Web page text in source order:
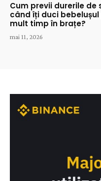
Cum previi durerile de
când îți duci bebelușul
mult timp în brațe?
mai 11, 2026